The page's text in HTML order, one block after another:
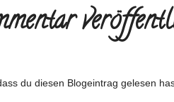
du diesen Blogeintrag gelesen